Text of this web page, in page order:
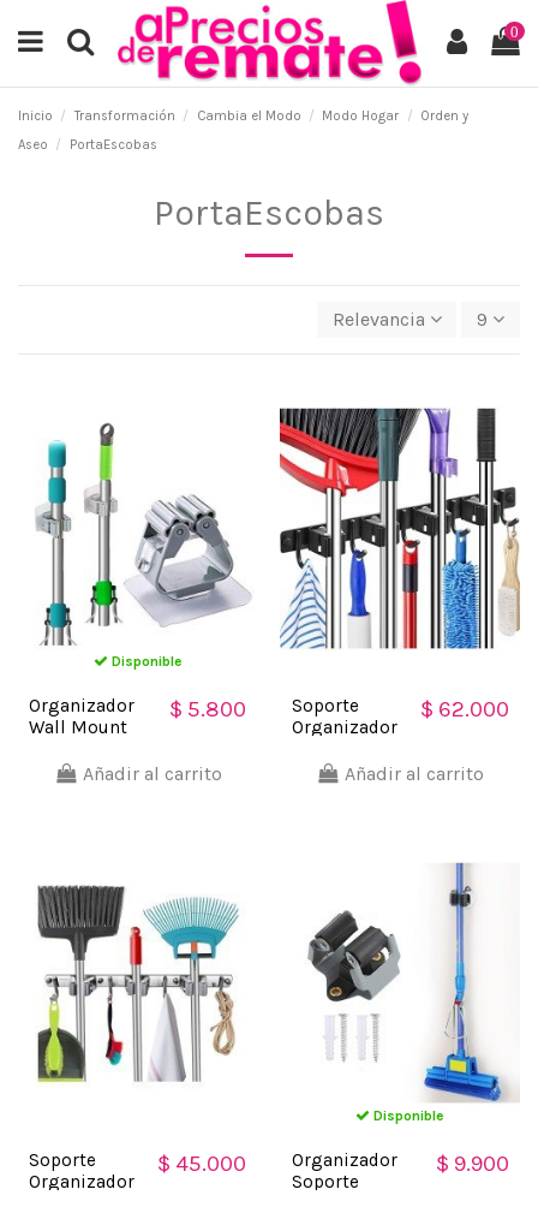
0
Inicio Transformación Cambia el Modo Modo Hogar
Orden y
Aseo
PortaEscobas
PortaEscobas
Relevancia 9
Disponible
Organizador
Wall Mount
colgador de
$ 5.800
Añadir al carrito
Soporte
Organizador
Acero
$ 62.000
Añadir al carrito
Soporte
Organizador
$ 45.000
Disponible
Organizador
Soporte
$ 9.900